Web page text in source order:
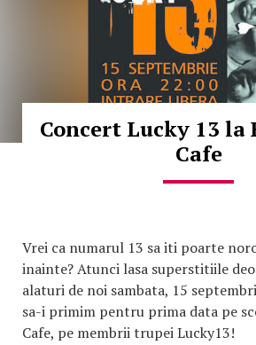
Concert Lucky 13 la
Cafe
Vrei ca numarul 13 sa iti poarte
inainte? Atunci lasa superstitiile
alaturi de noi sambata, 15
sa-i primim pentru prima data pe
Cafe, pe membrii trupei Lucky13!